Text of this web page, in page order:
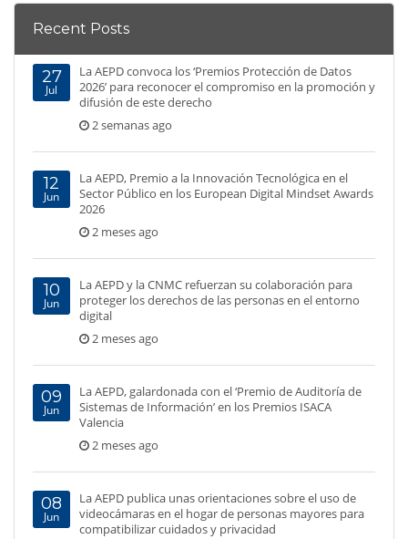
Recent Posts
27
Jul
La AEPD convoca los ‘Premios Protección de Datos
2026’ para reconocer el compromiso en la promoción y
difusión de este derecho
2 semanas ago
12
Jun
La AEPD, Premio a la Innovación Tecnológica en el
Sector Público en los European Digital Mindset Awards
2026
2 meses ago
10
Jun
La AEPD y la CNMC refuerzan su colaboración para
proteger los derechos de las personas en el entorno
digital
2 meses ago
09
Jun
La AEPD, galardonada con el ‘Premio de Auditoría de
Sistemas de Información’ en los Premios ISACA
Valencia
2 meses ago
08
Jun
La AEPD publica unas orientaciones sobre el uso de
videocámaras en el hogar de personas mayores para
compatibilizar cuidados y privacidad